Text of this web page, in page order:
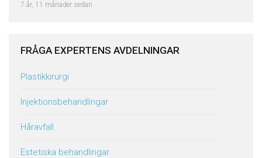
7 år, 11 månader sedan
FRÅGA EXPERTENS AVDELNINGAR
Plastikkirurgi
Injektionsbehandlingar
Håravfall
Estetiska behandlingar